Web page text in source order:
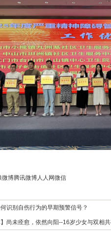
微博腾讯微博 人人网微信
识别自伤行为的早期预警信号？
】尚未痊愈，依然向阳--16岁少女与双相